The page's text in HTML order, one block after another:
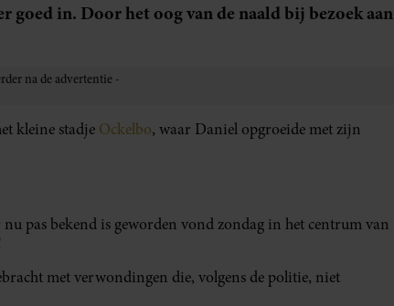
goed in. Door het oog van de naald bij bezoek aan
kleine stadje Ockelbo, waar Daniel opgroeide met zijn
pas bekend is geworden vond zondag in het centrum van
met verwondingen die, volgens de politie, niet